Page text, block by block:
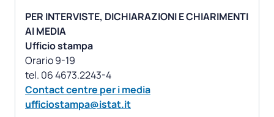
PER INTERVISTE, DICHIARAZIONI E CHIARIMENTI
AI MEDIA
Ufficio stampa
Orario 9-19
Contact centre per i media
ufficiostampa@istat.it